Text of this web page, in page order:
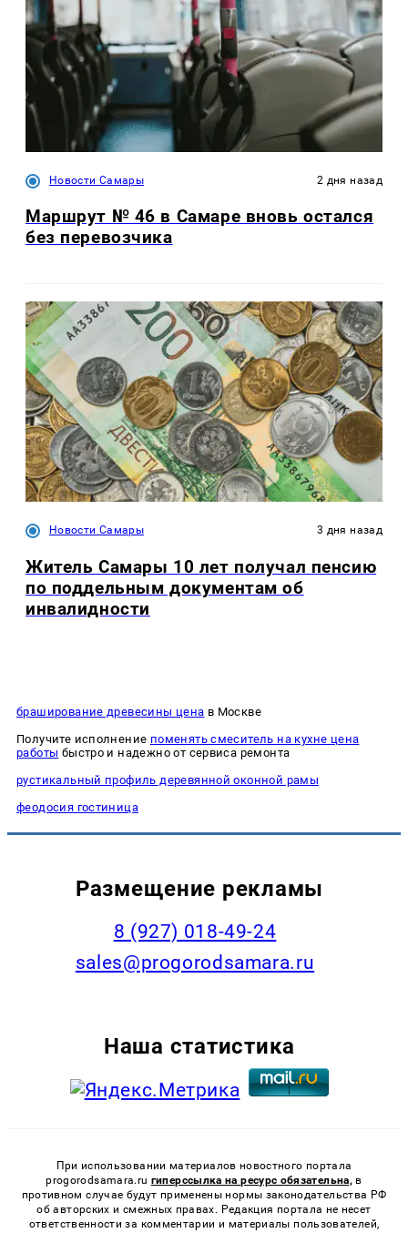
Новости Самары 2 дня назад
Маршрут № 46 в Самаре вновь остался
без перевозчика
Новости Самары 3 дня назад
Житель Самары 10 лет получал пенсию
по поддельным документам об
инвалидности
браширование древесины цена в Москве
Получите исполнение поменять смеситель на кухне цена
работы быстро и надежно от сервиса ремонта
рустикальный профиль деревянной оконной рамы
феодосия гостиница
Размещение рекламы
8 (927) 018-49-24
sales@progorodsamara.ru
Наша статистика
При использовании материалов новостного портала
progorodsamara.ru гиперссылка на ресурс обязательна, в
противном случае будут применены нормы законодательства РФ
об авторских и смежных правах. Редакция портала не несет
ответственности за комментарии и материалы пользователей,